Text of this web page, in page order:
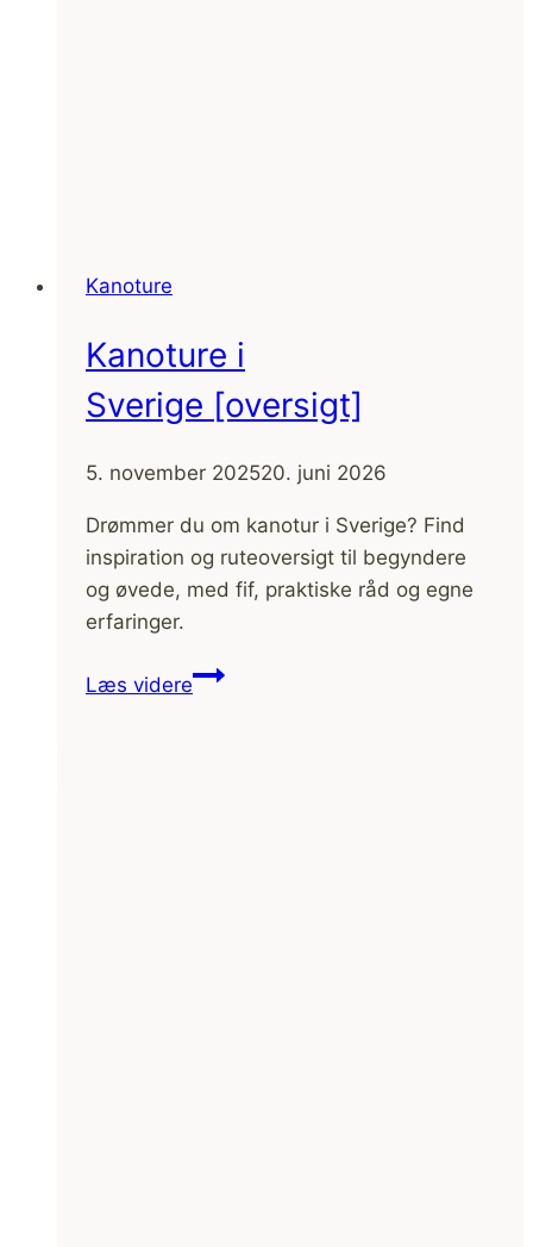
Kanoture
Kanoture i
Sverige [oversigt]
5. november 202520. juni 2026
Drømmer du om kanotur i Sverige? Find
inspiration og ruteoversigt til begyndere
og øvede, med fif, praktiske råd og egne
erfaringer.
Læs videreKanoture